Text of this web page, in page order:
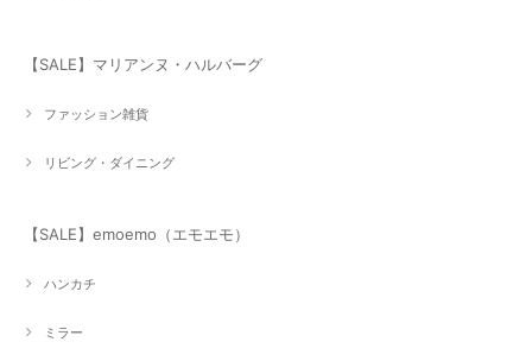
【SALE】マリアンヌ・ハルバーグ
ファッション雑貨
リビング・ダイニング
【SALE】emoemo（エモエモ）
ハンカチ
ミラー